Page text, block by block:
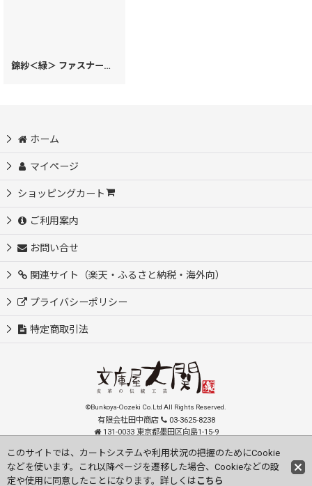
錦紗＜緑＞ ファスナー小銭入れ［t］
ホーム
マイページ
ショッピングカート
ご利用案内
お問い合せ
関連サイト（楽天・ふるさと納税・海外向）
プライバシーポリシー
特定商取引法
©Bunkoya-Oozeki Co.Ltd All Rights Reserved.
有限会社田中商店
03-3625-8238
131-0033 東京都墨田区向島1-15-9
Visit our English Store
このサイトでは、カートシステムや利用状況の把握のためにCookie
などを使います。これ以降ページを遷移した場合、Cookieなどの設
定や使用に同意したことになります。詳しくは こちら